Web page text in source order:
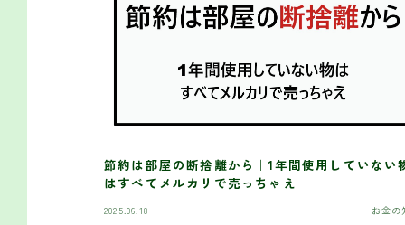
節約は部屋の断捨離から｜1年間使用していない
はすべてメルカリで売っちゃえ
2025.06.18 お金の